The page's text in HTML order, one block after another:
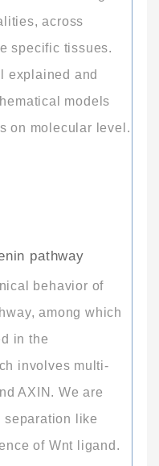
across
specific tissues.
explained and
models
on molecular level.
pathway
behavior of
among which
in the
involves multi-
AXIN. We are
separation like
of Wnt ligand.